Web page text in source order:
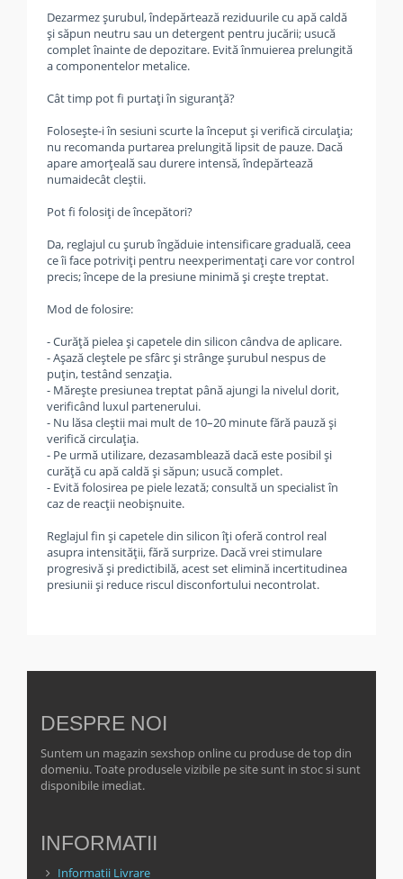
Dezarmez șurubul, îndepărtează reziduurile cu apă caldă
și săpun neutru sau un detergent pentru jucării; usucă
complet înainte de depozitare. Evită înmuierea prelungită
a componentelor metalice.
Cât timp pot fi purtați în siguranță?
Folosește-i în sesiuni scurte la început și verifică circulația;
nu recomanda purtarea prelungită lipsit de pauze. Dacă
apare amorțeală sau durere intensă, îndepărtează
numaidecât cleștii.
Pot fi folosiți de începători?
Da, reglajul cu șurub îngăduie intensificare graduală, ceea
ce îi face potriviți pentru neexperimentați care vor control
precis; începe de la presiune minimă și crește treptat.
Mod de folosire:
- Curăță pielea și capetele din silicon cândva de aplicare.
- Așază cleștele pe sfârc și strânge șurubul nespus de
puțin, testând senzația.
- Mărește presiunea treptat până ajungi la nivelul dorit,
verificând luxul partenerului.
- Nu lăsa cleștii mai mult de 10–20 minute fără pauză și
verifică circulația.
- Pe urmă utilizare, dezasamblează dacă este posibil și
curăță cu apă caldă și săpun; usucă complet.
- Evită folosirea pe piele lezată; consultă un specialist în
caz de reacții neobișnuite.
Reglajul fin și capetele din silicon îți oferă control real
asupra intensității, fără surprize. Dacă vrei stimulare
progresivă și predictibilă, acest set elimină incertitudinea
presiunii și reduce riscul disconfortului necontrolat.
DESPRE NOI
Suntem un magazin sexshop online cu produse de top din
domeniu. Toate produsele vizibile pe site sunt in stoc si sunt
disponibile imediat.
INFORMATII
Informatii Livrare